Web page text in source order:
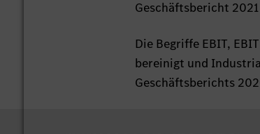
Geschäftsbericht
Die Begriffe EBIT,
bereinigt und
Geschäftsberichts